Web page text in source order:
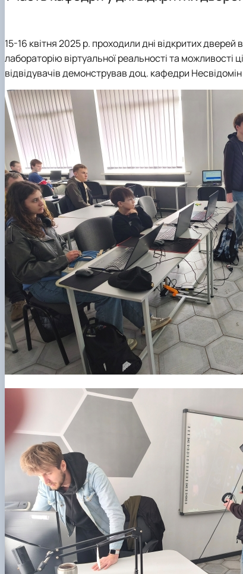
CAD-технології для конструкторів
15-16 квітня 2025 р. проходили дні відкритих дверей
лабораторію віртуальної реальності та можливості
відвідувачів демонстрував доц. кафедри